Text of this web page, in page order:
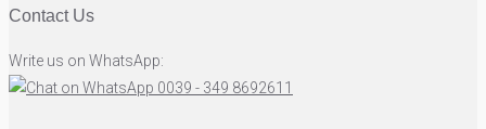
Contact Us
Write us on WhatsApp:
0039 - 349 8692611